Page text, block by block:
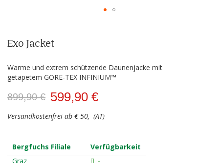
der
Bildergalerie
Exo Jacket
Warme und extrem schützende Daunenjacke mit
getapetem GORE-TEX INFINIUM™
899,90 € 599,90 €
Versandkostenfrei ab € 50,- (AT)
Bergfuchs Filiale
Verfügbarkeit
Graz
-